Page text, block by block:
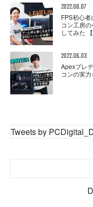
2022.06.07
FPS初心
コン工房
してみた 【
2022.06.03
Apexプレ
コンの実
Tweets by